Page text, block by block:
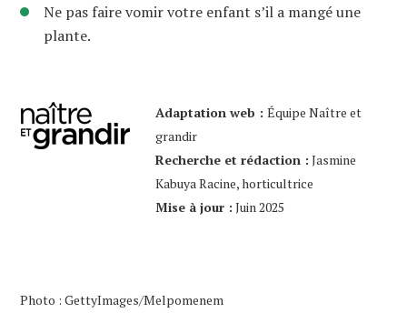
Ne pas faire vomir votre enfant s’il a mangé une
plante.
Adaptation web : Équipe Naître et
grandir
Recherche et rédaction : Jasmine
Kabuya Racine, horticultrice
Mise à jour : Juin 2025
Photo : GettyImages/Melpomenem